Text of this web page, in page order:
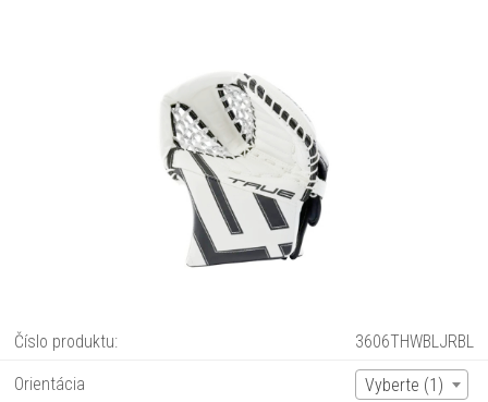
Číslo produktu: 3606THWBLJRBL
Orientácia
Vyberte (1)